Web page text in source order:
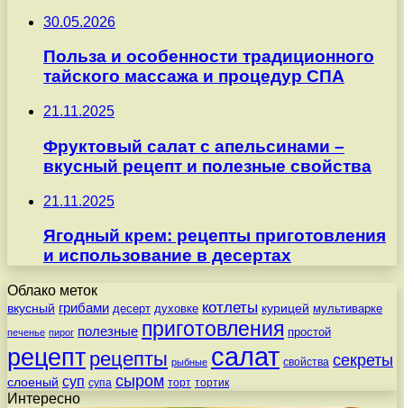
30.05.2026
Польза и особенности традиционного
тайского массажа и процедур СПА
21.11.2025
Фруктовый салат с апельсинами –
вкусный рецепт и полезные свойства
21.11.2025
Ягодный крем: рецепты приготовления
и использование в десертах
Облако меток
вкусный грибами десерт духовке котлеты курицей мультиварке
печенье пирог полезные приготовления простой
рецепт рецепты рыбные салат свойства секреты
слоеный суп супа сыром торт тортик
Интересно